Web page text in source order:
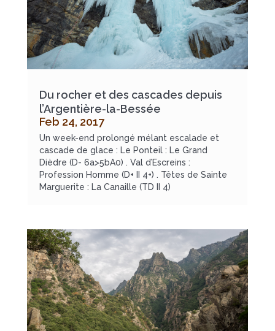
Du rocher et des cascades depuis
l’Argentière-la-Bessée
Feb 24, 2017
Un week-end prolongé mélant escalade et
cascade de glace : Le Ponteil : Le Grand
Dièdre (D- 6a>5bA0) . Val d’Escreins :
Profession Homme (D+ II 4+) . Têtes de Sainte
Marguerite : La Canaille (TD II 4)